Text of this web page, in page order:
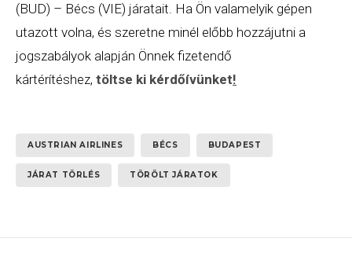
(BUD) – Bécs (VIE) járatait. Ha Ön valamelyik gépen
utazott volna, és szeretne minél előbb hozzájutni a
jogszabályok alapján Önnek fizetendő
kártérítéshez, töltse ki kérdőívünket!
AUSTRIAN AIRLINES BÉCS BUDAPEST
JÁRAT TÖRLÉS TÖRÖLT JÁRATOK